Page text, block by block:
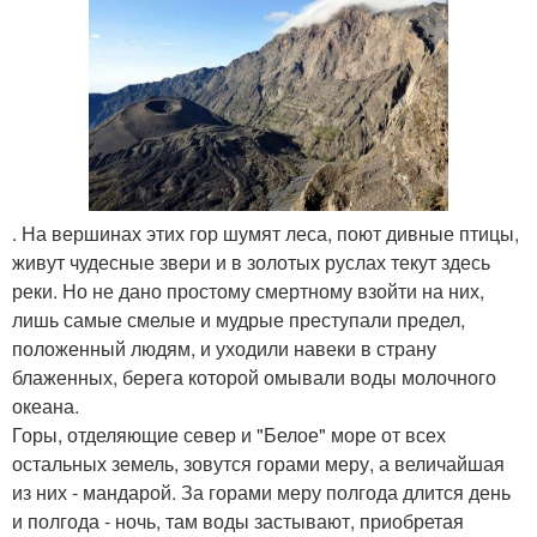
. На вершинах этих гор шумят леса, поют дивные птицы,
живут чудесные звери и в золотых руслах текут здесь
реки. Но не дано простому смертному взойти на них,
лишь самые смелые и мудрые преступали предел,
положенный людям, и уходили навеки в страну
блаженных, берега которой омывали воды молочного
океана.
Горы, отделяющие север и "Белое" море от всех
остальных земель, зовутся горами меру, а величайшая
из них - мандарой. За горами меру полгода длится день
и полгода - ночь, там воды застывают, приобретая